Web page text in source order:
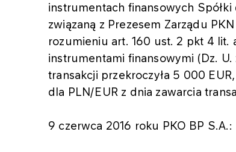
instrumentach finansowych
związaną z Prezesem Zarządu
rozumieniu art. 160 ust. 2 pkt 4
instrumentami finansowymi (Dz.
transakcji przekroczyła 5 000
dla PLN/EUR z dnia zawarcia
9 czerwca 2016 roku PKO BP S.A.: